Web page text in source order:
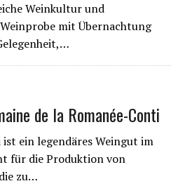
Weinkultur und
mit Übernachtung
de la Romanée-Conti
ein legendäres Weingut im
für die Produktion von
zu…